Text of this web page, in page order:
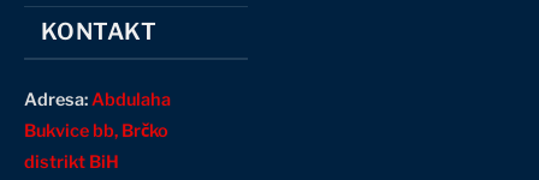
KONTAKT
Adresa:Abdulaha
Bukvice bb, Brčko
distrikt BiH